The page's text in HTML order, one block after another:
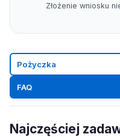
Złożenie wniosku
Pożyczka
FAQ
Najczęściej